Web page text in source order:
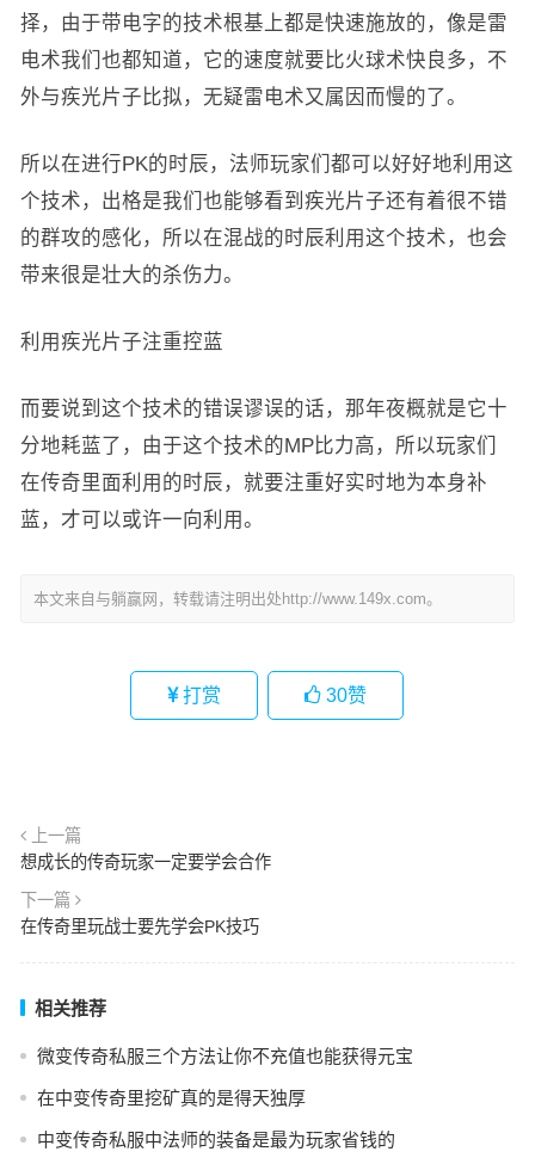
择，由于带电字的技术根基上都是快速施放的，像是雷
电术我们也都知道，它的速度就要比火球术快良多，不
外与疾光片子比拟，无疑雷电术又属因而慢的了。
所以在进行PK的时辰，法师玩家们都可以好好地利用这
个技术，出格是我们也能够看到疾光片子还有着很不错
的群攻的感化，所以在混战的时辰利用这个技术，也会
带来很是壮大的杀伤力。
利用疾光片子注重控蓝
而要说到这个技术的错误谬误的话，那年夜概就是它十
分地耗蓝了，由于这个技术的MP比力高，所以玩家们
在传奇里面利用的时辰，就要注重好实时地为本身补
蓝，才可以或许一向利用。
本文来自与躺赢网，转载请注明出处http://www.149x.com。
打赏 30赞
上一篇
想成长的传奇玩家一定要学会合作
下一篇
在传奇里玩战士要先学会PK技巧
相关推荐
微变传奇私服三个方法让你不充值也能获得元宝
在中变传奇里挖矿真的是得天独厚
中变传奇私服中法师的装备是最为玩家省钱的